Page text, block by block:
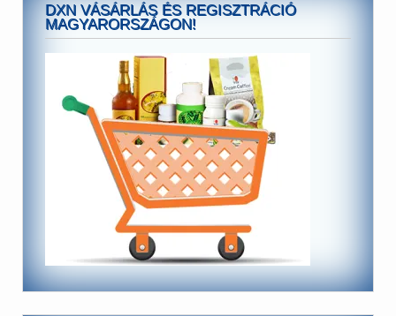
DXN VÁSÁRLÁS ÉS REGISZTRÁCIÓ
MAGYARORSZÁGON!